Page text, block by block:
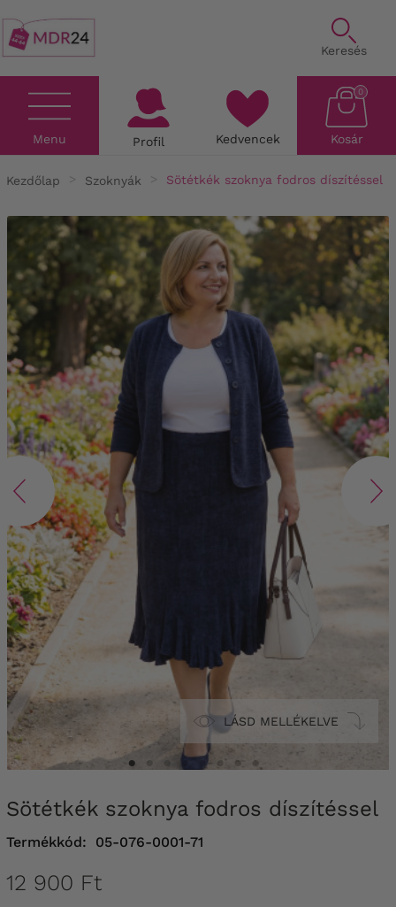
Keresés
Menu Profil Kedvencek Kosár
0
Kezdőlap Szoknyák Sötétkék szoknya fodros díszítéssel
LÁSD MELLÉKELVE
Sötétkék szoknya fodros díszítéssel
Termékkód: 05-076-0001-71
12 900 Ft